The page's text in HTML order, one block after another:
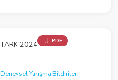
TARK 2024 PDF
Deneysel Yarışma Bildirileri